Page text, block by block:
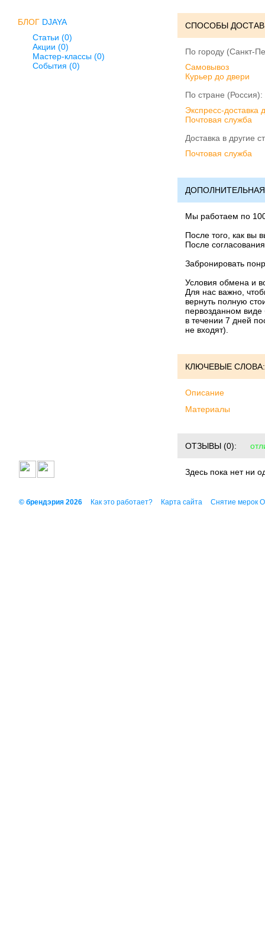
БЛОГ DJAYA
Статьи (0)
Акции (0)
Мастер-классы (0)
События (0)
СПОСОБЫ
По городу (Санкт-
Cамовывоз
Курьер до двери
По стране (Россия):
Экспресс-доставка
Почтовая служба
Доставка в другие
Почтовая служба
Мы работаем по
После того, как вы
После
Забронировать
Условия обмена и
Для нас важно,
вернуть полную
первозданном
в течении 7 дней
не входят).
КЛЮЧЕВЫЕ СЛОВА:
Описание
Материалы
ОТЗЫВЫ (0):
Здесь пока нет ни
© брендэрия 2026 Как это работает? Карта сайта Снятие мерок